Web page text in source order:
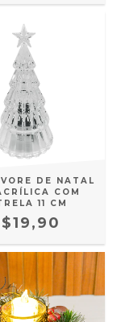
DE NATAL
COM
11 CM